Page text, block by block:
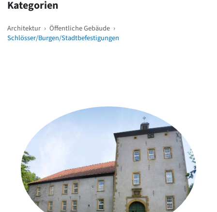
Kategorien
Architektur › Öffentliche Gebäude ›
Schlösser/Burgen/Stadtbefestigungen